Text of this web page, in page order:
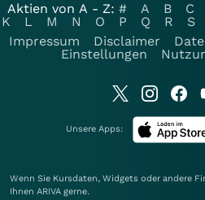
Aktien von A - Z: # A B C
K
L M N O P Q R S
Impressum
Disclaimer
Einstellungen
Unsere Apps:
Wenn Sie Kursdaten, Widgets oder andere
Ihnen ARIVA gerne.